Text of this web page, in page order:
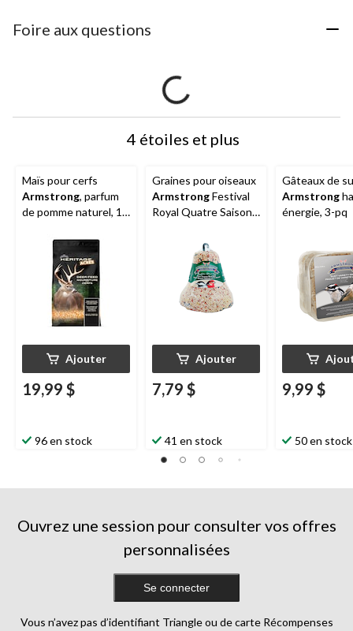
Foire aux questions
4 étoiles et plus
Maïs pour cerfs
Armstrong, parfum
de pomme naturel, 18
Ajouter
19,99 $
96 en stock
Graines pour oiseaux
ArmstrongFestival
Royal Quatre Saisons,
Ajouter
7,79 $
41 en stock
Gâteaux de
Armstrong
énergie, 3-pq
9,99 $
50 en stock
Ouvrez une session pour consulter vos offres
personnalisées
Se connecter
Vous n’avez pas d’identifiant Triangle ou de carte Récompenses